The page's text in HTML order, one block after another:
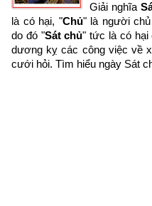
Giải nghĩa
là có hại, "Chủ" là người
do đó "Sát chủ" tức là có hại
dương kỵ các công việc về
cưới hỏi. Tìm hiểu ngày Sát